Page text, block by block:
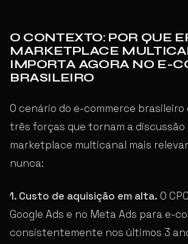
O CONTEXTO: POR QUE
MARKETPLACE
IMPORTA AGORA NO E-
BRASILEIRO
O cenário do e-commerce brasileiro
três forças que tornam a discussão
marketplace multicanal mais
nunca:
1. Custo de aquisição em alta. O
Google Ads e no Meta Ads para e-
consistentemente nos últimos 3